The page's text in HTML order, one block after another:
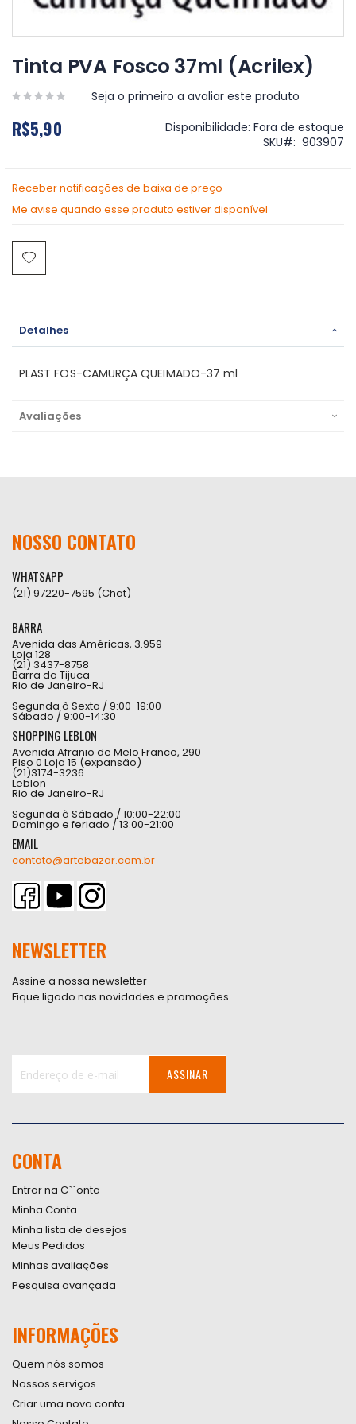
para
o
da
de
Tinta PVA Fosco 37ml (Acrilex)
Seja o primeiro a avaliar este produto
R$5,90 Disponibilidade: Fora de estoque
SKU
903907
Receber notificações de baixa de preço
Me avise quando esse produto estiver disponível
Detalhes
PLAST FOS-CAMURÇA QUEIMADO-37 ml
Avaliações
NOSSO CONTATO
WHATSAPP
(21) 97220-7595 (Chat)
BARRA
Avenida das Américas, 3.959
Loja 128
(21) 3437-8758
Barra da Tijuca
Rio de Janeiro-RJ
Segunda à Sexta / 9:00-19:00
Sábado / 9:00-14:30
SHOPPING LEBLON
Avenida Afranio de Melo Franco, 290
Piso 0 Loja 15 (expansão)
(21)3174-3236
Leblon
Rio de Janeiro-RJ
Segunda à Sábado / 10:00-22:00
Domingo e feriado / 13:00-21:00
EMAIL
contato@artebazar.com.br
NEWSLETTER
Assine a nossa newsletter
Fique ligado nas novidades e promoções.
Newsletter:
ASSINAR
CONTA
Entrar na C``onta
Minha Conta
Minha lista de desejos
Meus Pedidos
Minhas avaliações
Pesquisa avançada
INFORMAÇÕES
Quem nós somos
Nossos serviços
Criar uma nova conta